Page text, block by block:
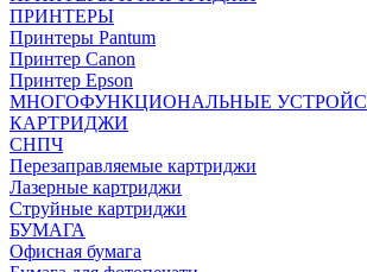
ПРИНТЕРЫ
Принтеры Pantum
Принтер Canon
Принтер Epson
МНОГОФУНКЦИОНАЛЬНЫЕ
КАРТРИДЖИ
СНПЧ
Перезаправляемые картриджи
Лазерные картриджи
Струйные картриджи
БУМАГА
Офисная бумага